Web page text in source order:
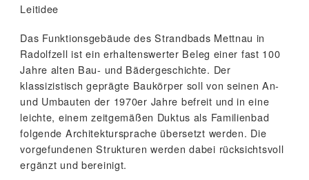
Leitidee
Das Funktionsgebäude des Strandbads Mettnau in
Radolfzell ist ein erhaltenswerter Beleg einer fast 100
Jahre alten Bau- und Bädergeschichte. Der
klassizistisch geprägte Baukörper soll von seinen An-
und Umbauten der 1970er Jahre befreit und in eine
leichte, einem zeitgemäßen Duktus als Familienbad
folgende Architektursprache übersetzt werden. Die
vorgefundenen Strukturen werden dabei rücksichtsvoll
ergänzt und bereinigt.